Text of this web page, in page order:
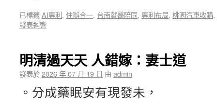
已標籤AI專利, 住辦合一, 台南就醫陪同, 專利布局, 桃園汽車收購,
發表迴響
明清過天天 人錯嫁：妻士道
發表於2026 年 07 月 19 日 由 admin
。分成藥眠安有現發未，